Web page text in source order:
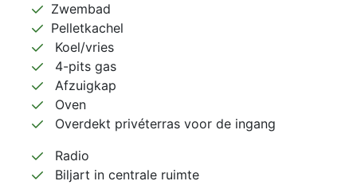
Zwembad
Pelletkachel
Koel/vries
4-pits gas
Afzuigkap
Oven
Overdekt privéterras voor de ingang
Radio
Biljart in centrale ruimte